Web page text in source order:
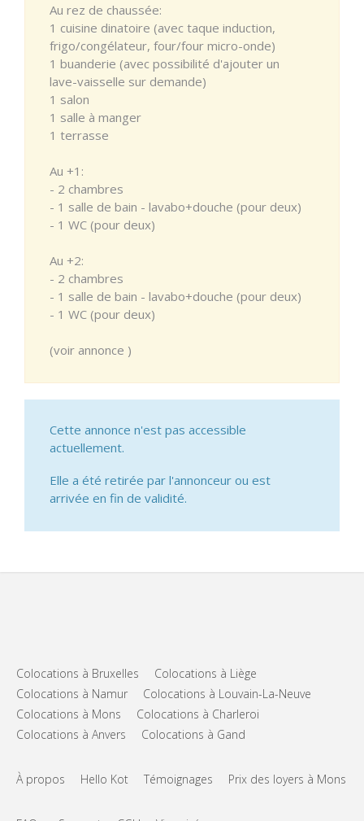
Au rez de chaussée:
1 cuisine dinatoire (avec taque induction,
frigo/congélateur, four/four micro-onde)
1 buanderie (avec possibilité d'ajouter un
lave-vaisselle sur demande)
1 salon
1 salle à manger
1 terrasse
Au +1:
- 2 chambres
- 1 salle de bain - lavabo+douche (pour deux)
- 1 WC (pour deux)
Au +2:
- 2 chambres
- 1 salle de bain - lavabo+douche (pour deux)
- 1 WC (pour deux)
(voir annonce )
Cette annonce n'est pas accessible
actuellement.
Elle a été retirée par l'annonceur ou est
arrivée en fin de validité.
Colocations à Bruxelles
Colocations à Liège
Colocations à Namur
Colocations à Louvain-La-Neuve
Colocations à Mons
Colocations à Charleroi
Colocations à Anvers
Colocations à Gand
À propos Hello Kot Témoignages Prix des loyers à Mons